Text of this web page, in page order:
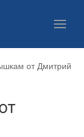
от Дмитрий